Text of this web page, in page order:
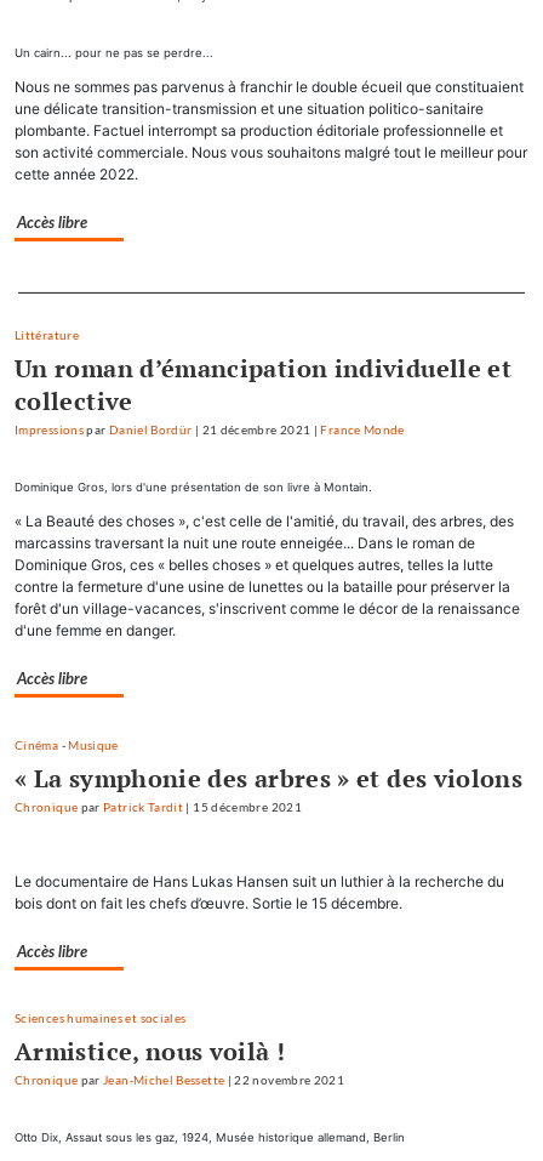
Un cairn... pour ne pas se perdre...
Nous ne sommes pas parvenus à franchir le double écueil que constituaient
une délicate transition-transmission et une situation politico-sanitaire
plombante. Factuel interrompt sa production éditoriale professionnelle et
son activité commerciale. Nous vous souhaitons malgré tout le meilleur pour
cette année 2022.
Accès libre
Separateur
Littérature
Un roman d’émancipation individuelle et
collective
Impressionspar Daniel Bordür 21 décembre 2021 France Monde
Dominique Gros, lors d'une présentation de son livre à Montain.
« La Beauté des choses », c'est celle de l'amitié, du travail, des arbres, des
marcassins traversant la nuit une route enneigée... Dans le roman de
Dominique Gros, ces « belles choses » et quelques autres, telles la lutte
contre la fermeture d'une usine de lunettes ou la bataille pour préserver la
forêt d'un village-vacances, s'inscrivent comme le décor de la renaissance
d'une femme en danger.
Accès libre
Cinéma - Musique
« La symphonie des arbres » et des violons
Chronique par Patrick Tardit 15 décembre 2021
Le documentaire de Hans Lukas Hansen suit un luthier à la recherche du
bois dont on fait les chefs d’œuvre. Sortie le 15 décembre.
Accès libre
Sciences humaines et sociales
Armistice, nous voilà !
Chronique parJean-Michel Bessette |22 novembre 2021
Otto Dix, Assaut sous les gaz, 1924, Musée historique allemand, Berlin